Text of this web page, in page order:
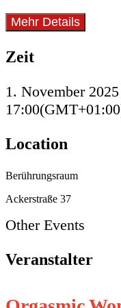
Mehr Details
Zeit
1. November 2025
17:00
Location
Berührungsraum
Ackerstraße 37
Other Events
Veranstalter